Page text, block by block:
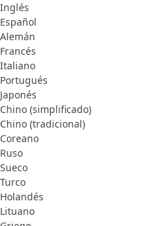
Inglés
Español
Alemán
Francés
Italiano
Portugués
Japonés
Chino (simplificado)
Chino (tradicional)
Coreano
Ruso
Sueco
Turco
Holandés
Lituano